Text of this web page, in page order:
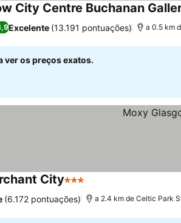
City Centre Buchanan
Excelente (13.191 pontuações) a 0.5 km
ver os preços exatos.
City3 Estrelas
(6.172 pontuações) a 2.4 km de Celtic Park